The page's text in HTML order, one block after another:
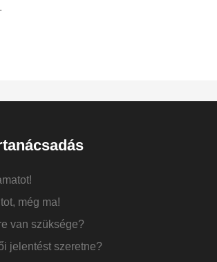
még ma!
van szüksége?
jelentést szeretne?